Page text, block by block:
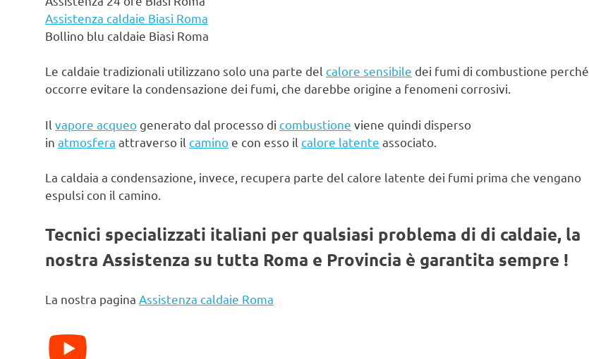
Assistenza caldaie Biasi Roma
Bollino blu caldaie Biasi Roma
Le caldaie tradizionali utilizzano solo una parte del calore sensibile dei fumi di combustione perché
occorre evitare la condensazione dei fumi, che darebbe origine a fenomeni corrosivi.
Il vapore acqueo generato dal processo di combustione viene quindi disperso
in atmosfera attraverso il camino e con esso il calore latente associato.
La caldaia a condensazione, invece, recupera parte del calore latente dei fumi prima che vengano
espulsi con il camino.
Tecnici specializzati italiani per qualsiasi problema di di caldaie, la
nostra Assistenza su tutta Roma e Provincia è garantita sempre !
La nostra pagina Assistenza caldaie Roma